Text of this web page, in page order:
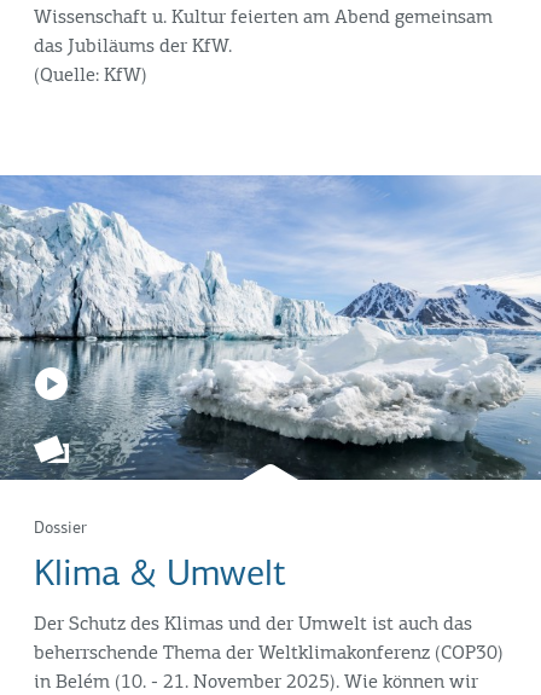
Wissenschaft u. Kultur feierten am Abend gemeinsam
das Jubiläums der KfW.
(Quelle: KfW)
Dossier
Klima & Umwelt
Der Schutz des Klimas und der Umwelt ist auch das
beherrschende Thema der Weltklimakonferenz (COP30)
in Belém (10. - 21. November 2025). Wie können wir